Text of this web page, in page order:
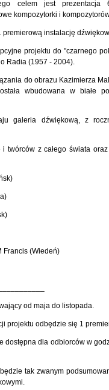
celem jest prezentacja
kompozytorki i
premierową instalację
projektu do "czarnego
Radia (1957 - 2004).
do obrazu Kazimierza
wbudowana w białe
galeria dźwiękową, z
i twórców z całego świata
Francis (Wiedeń)
od maja do listopada.
projektu odbędzie się 1
dostępna dla odbiorców w
tak zwanym